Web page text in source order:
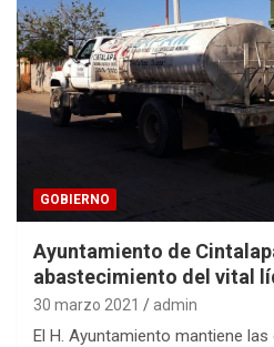
GOBIERNO
Ayuntamiento de
abastecimiento del vital
30 marzo 2021 admin
El H. Ayuntamiento mantiene